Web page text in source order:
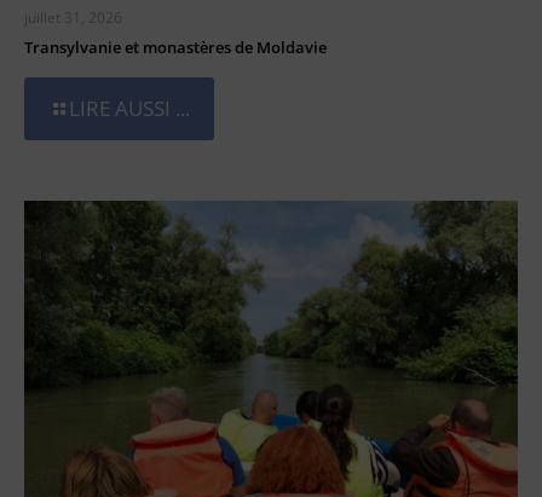
juillet 31, 2026
Transylvanie et monastères de Moldavie
LIRE AUSSI ...